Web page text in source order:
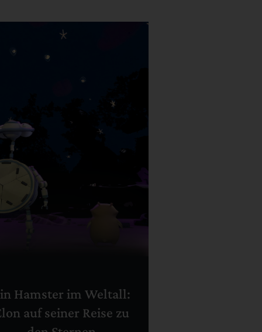
Hamster im Weltall:
auf seiner Reise zu